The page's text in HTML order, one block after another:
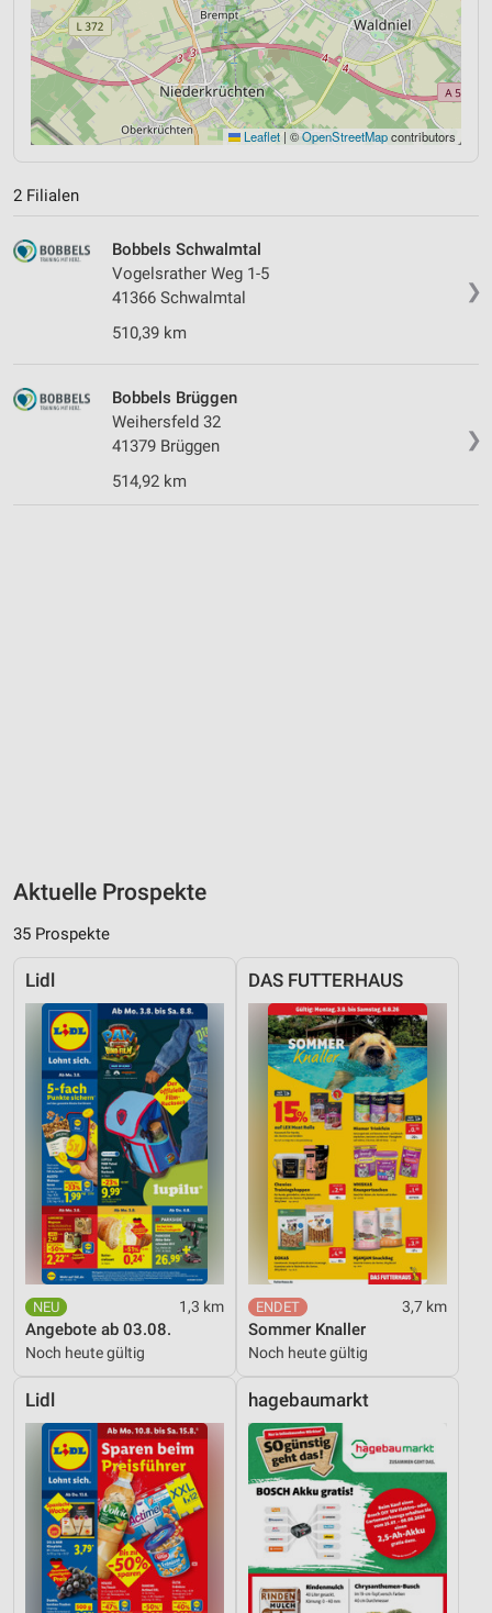
Leaflet | ©OpenStreetMapcontributors
2 Filialen
❯
Bobbels Schwalmtal
Vogelsrather Weg 1-5
41366 Schwalmtal
510,39 km
❯
Bobbels Brüggen
Weihersfeld 32
41379 Brüggen
514,92 km
Aktuelle Prospekte
35 Prospekte
Lidl
1,3 km
Angebote ab 03.08.
Noch heute gültig
DAS FUTTERHAUS
3,7 km
Sommer Knaller
Noch heute gültig
Lidl hagebaumarkt